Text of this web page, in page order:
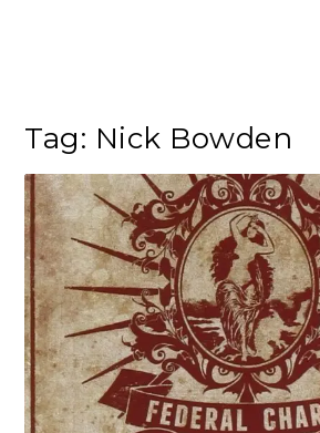
Tag: Nick Bowden